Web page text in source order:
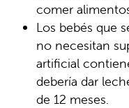
comer
Los bebés que
no necesitan
artificial
debería dar
de 12 meses.